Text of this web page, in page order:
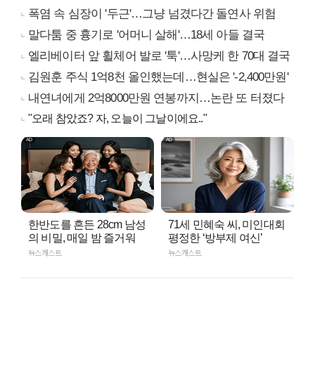
폭염 속 심장이 '두근'…그냥 넘겼다간 돌연사 위험
말다툼 중 흉기로 '어머니 살해'…18세 아들 결국
엘리베이터 앞 휠체어 발로 '툭'…사망케 한 70대 결국
김원훈 주식 1억8천 올인했는데…현실은 '-2,400만원'
내연녀에게 2억8000만원 연봉까지…논란 또 터졌다
"오래 참았죠? 자, 오늘이 그날이에요.."
한반도를 흔든 28cm 남성
의 비밀, 매일 밤 즐거워
뉴스캐스트
71세 민혜숙 씨, 미인대회
평정한 ‘방부제 여신’
뉴스캐스트